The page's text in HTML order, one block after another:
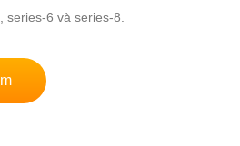
6 và series-8.